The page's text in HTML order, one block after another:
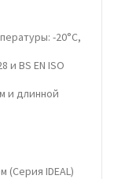
-20°C,
и BS EN ISO
и длинной
(Серия IDEAL)